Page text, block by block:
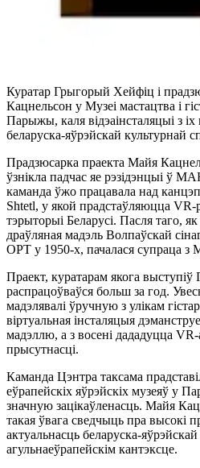
Куратар Грыгорый Хейфіц і
Кацнельсон у Музеі мастацтва і
Парыжы, каля відэаінсталяцыі з
беларуска-яўрэйскай культурнай
Прадзюсарка праекта Майя
ўзнікла падчас яе рэзідэнцыі ў
каманда ўжо працавала над
Shtetl, у якой прадстаўляюцца VR-
тэрыторыі Беларусі. Пасля таго,
драўляная мадэль Волпаўскай
ОРТ у 1950-х, пачалася супраца з
Праект, куратарам якога
распрацоўваўся больш за год.
мадэлявалі ўручную з улікам
віртуальная інсталяцыя
мадэллю, а з восені дададуцца
прысутнасці.
Каманда Цэнтра таксама
еўрапейскіх яўрэйскіх музеяў у
значную зацікаўленасць. Майя
такая ўвага сведчыць пра высокі
актуальнасць беларуска-
агульнаеўрапейскім кантэксце.